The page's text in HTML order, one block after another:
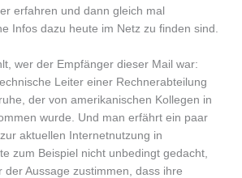
erfahren und dann gleich mal
Infos dazu heute im Netz zu finden sind.
wer der Empfänger dieser Mail war:
Leiter einer Rechnerabteilung
der von amerikanischen Kollegen in
wurde. Und man erfährt ein paar
aktuellen Internetnutzung in
zum Beispiel nicht unbedingt gedacht,
der Aussage zustimmen, dass ihre